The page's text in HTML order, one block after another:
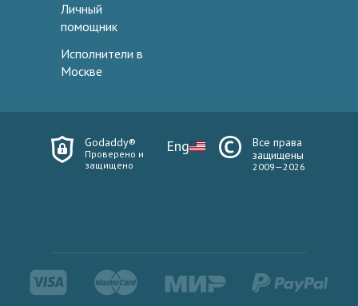
Личный
помощник
Исполнители в
Москве
Godaddy®
Проверено и
защищено
Eng
Все права
защищены
2009—2026